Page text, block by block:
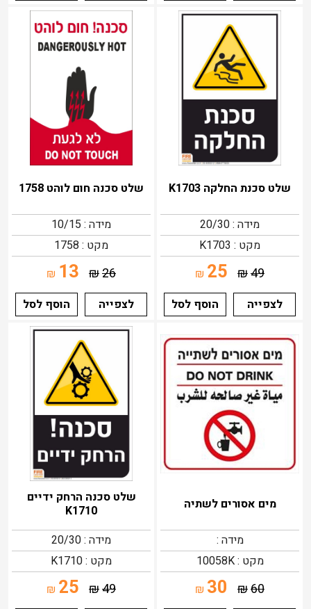
שלט סכנת החלקה K1703
מידה : 20/30
מקט : K1703
49
₪
25
₪
לצפייה
הוסף לסל
שלט סכנה חום לוהט 1758
מידה : 10/15
מקט : 1758
26
₪
13
₪
לצפייה
הוסף לסל
מים אסורים לשתיה
מידה :
מקט : 10058K
60
₪
30
₪
שלט סכנה הרחק ידיים
K1710
מידה : 20/30
מקט : K1710
49
₪
25
₪